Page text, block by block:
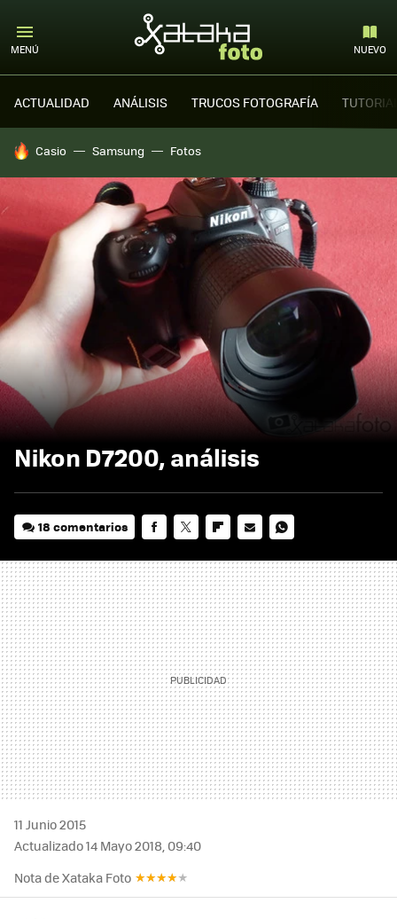
MENÚ NUEVO
ACTUALIDAD ANÁLISIS TRUCOS FOTOGRAFÍA
HOY SE HABLA DE
Casio Samsung Fotos
Nikon D7200, análisis
18 comentarios
MAIL
11 Junio 2015
Actualizado 14 Mayo 2018, 09:40
Nota de Xataka Foto